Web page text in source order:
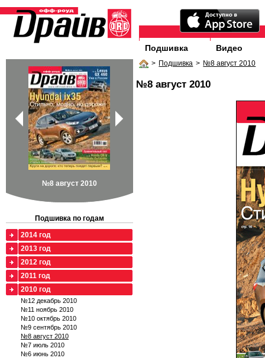
Подшивка Видео
> Подшивка > №8 август 2010
№8 август 2010
№8 август 2010
Подшивка по годам
2014 год
2013 год
2012 год
2011 год
2010 год
№12 декабрь 2010
№11 ноябрь 2010
№10 октябрь 2010
№9 сентябрь 2010
№8 август 2010
№7 июль 2010
№6 июнь 2010